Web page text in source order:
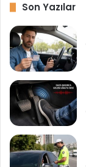
Son Yazılar